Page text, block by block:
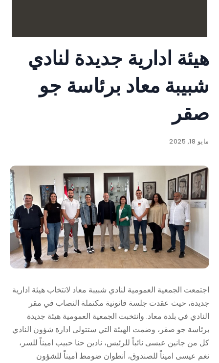
هيئة ادارية جديدة لنادي
شبيبة معاد برئاسة جو
صقر
مايو 18, 2025
اجتمعت الجمعية العمومية لنادي شبيبة معاد لانتخاب هيئة ادارية
جديدة، حيث عقدت جلسة قانونية مكتملة النصاب في مقر
النادي في بلدة معاد. وانتخبت الجمعية العمومية هيئة جديدة
برئاسة جو صقر، وضمت الهيئة التي ستتولى ادارة شؤون النادي
كل من جانين عيسى نائباً للرئيس، نادين حنا حبيب اميناً للسر،
نغم عيسى اميناً للصندوق، أنطوان ضومط أميناً للشؤون